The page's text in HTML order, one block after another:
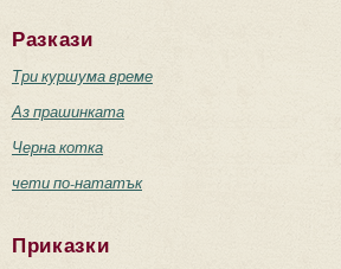
Разкази
Три куршума време
Аз прашинката
Черна котка
чети по-нататък
Приказки